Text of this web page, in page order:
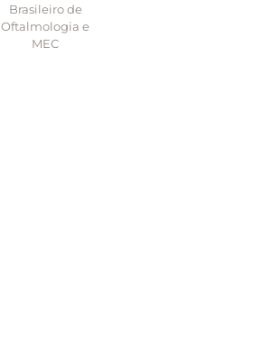
Brasileiro de
Oftalmologia e
MEC